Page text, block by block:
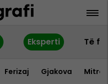
Eksperti Të
Ferizaj Gjakova